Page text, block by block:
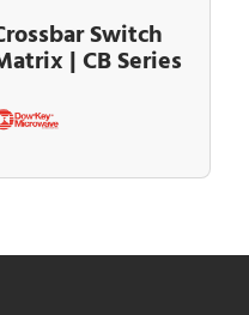
Switch
| CB Series